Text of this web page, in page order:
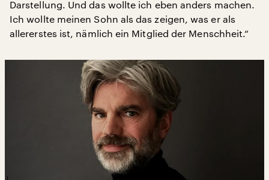
Darstellung. Und das wollte ich eben anders machen.
Ich wollte meinen Sohn als das zeigen, was er als
allererstes ist, nämlich ein Mitglied der Menschheit.“